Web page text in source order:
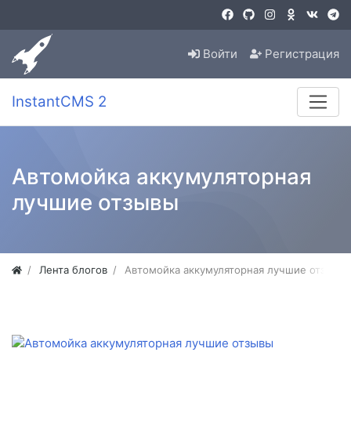
Войти Регистрация
InstantCMS 2
Автомойка аккумуляторная
лучшие отзывы
Лента блогов Автомойка аккумуляторная лучшие отзывы